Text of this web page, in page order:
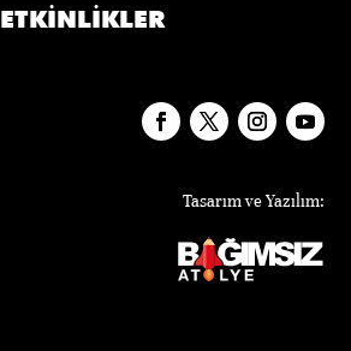
ETKINLIKLER
Tasarım ve Yazılım: